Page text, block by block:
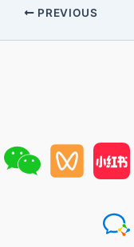
PREVIOUS